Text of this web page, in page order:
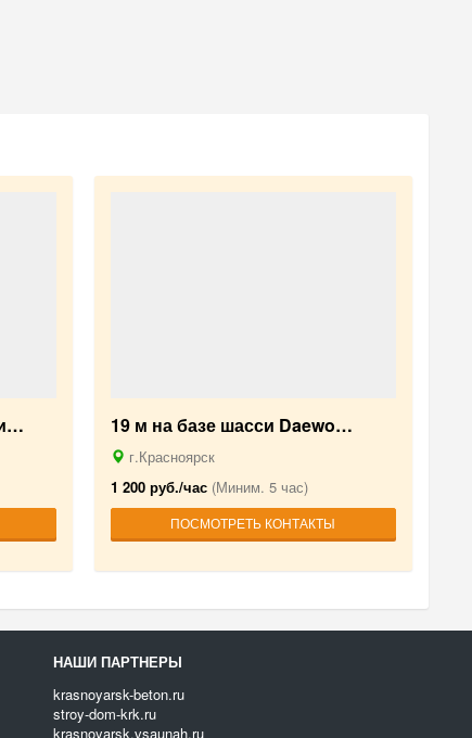
19 м на базе шасси Daewo…
г.Красноярск
1 200 руб./час(Миним. 5 час)
ПОСМОТРЕТЬ КОНТАКТЫ
НАШИ ПАРТНЕРЫ
krasnoyarsk-beton.ru
stroy-dom-krk.ru
krasnoyarsk.vsaunah.ru